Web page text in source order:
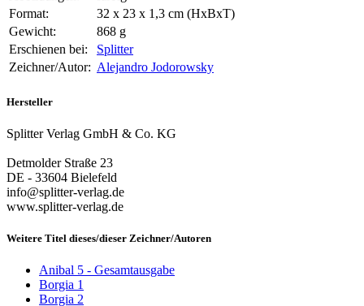
Format:
32 x 23 x 1,3 cm (HxBxT)
Gewicht:
868 g
Erschienen bei:
Splitter
Zeichner/Autor: Alejandro Jodorowsky
Hersteller
Splitter Verlag GmbH & Co. KG
Detmolder Straße 23
DE - 33604 Bielefeld
info@splitter-verlag.de
www.splitter-verlag.de
Weitere Titel dieses/dieser Zeichner/Autoren
Anibal 5 - Gesamtausgabe
Borgia 1
Borgia 2